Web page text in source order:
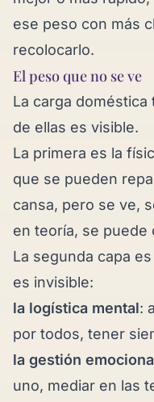
ese peso con más
recolocarlo.
El peso que no se ve
La carga
de ellas es visible.
La primera es la
que se pueden
cansa, pero se ve,
en teoría, se puede
La segunda capa
es invisible:
la logística mental:
por todos, tener
la gestión
uno, mediar en las